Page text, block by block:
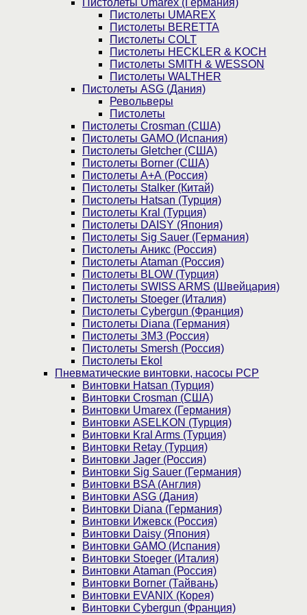
Пистолеты Umarex (Германия)
Пистолеты UMAREX
Пистолеты BERETTA
Пистолеты COLT
Пистолеты HECKLER & KOCH
Пистолеты SMITH & WESSON
Пистолеты WALTHER
Пистолеты ASG (Дания)
Револьверы
Пистолеты
Пистолеты Crosman (США)
Пистолеты GAMO (Испания)
Пистолеты Gletcher (США)
Пистолеты Borner (США)
Пистолеты А+А (Россия)
Пистолеты Stalker (Китай)
Пистолеты Hatsan (Турция)
Пистолеты Kral (Турция)
Пистолеты DAISY (Япония)
Пистолеты Sig Sauer (Германия)
Пистолеты Аникс (Россия)
Пистолеты Ataman (Россия)
Пистолеты BLOW (Турция)
Пистолеты SWISS ARMS (Швейцария)
Пистолеты Stoeger (Италия)
Пистолеты Cybergun (Франция)
Пистолеты Diana (Германия)
Пистолеты ЗМЗ (Россия)
Пистолеты Smersh (Россия)
Пистолеты Ekol
Пневматические винтовки, насосы PCP
Винтовки Hatsan (Турция)
Винтовки Crosman (США)
Винтовки Umarex (Германия)
Винтовки ASELKON (Турция)
Винтовки Kral Arms (Турция)
Винтовки Retay (Турция)
Винтовки Jager (Россия)
Винтовки Sig Sauer (Германия)
Винтовки BSA (Англия)
Винтовки ASG (Дания)
Винтовки Diana (Германия)
Винтовки Ижевск (Россия)
Винтовки Daisy (Япония)
Винтовки GAMO (Испания)
Винтовки Stoeger (Италия)
Винтовки Ataman (Россия)
Винтовки Borner (Тайвань)
Винтовки EVANIX (Корея)
Винтовки Cybergun (Франция)